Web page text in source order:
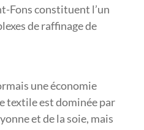
Fons constituent l’un
de raffinage de
une économie
textile est dominée par
et de la soie, mais